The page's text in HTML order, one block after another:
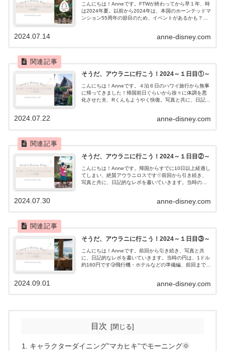
こんにちは！Anneです。FTWが終わってから早１年、時
は2024年夏。以前から2024年は、本国のホーンテッドマ
ンション55周年の節目のため、イベントがあるかも？と
anne-disney.com
2024.07.14
そうだ、アウラニに行こう！2024～１日目①～
こんにちは！Anneです。４泊６日のハワイ旅行から無事
に帰ってきました！帰国前日ぐらいから徐々に体調を悪
化させた夫、Rくんもようやく快復。写真と共に、日記的
anne-disney.com
2024.07.22
そうだ、アウラニに行こう！2024～１日目②～
こんにちは！Anneです。帰国からすでに10日以上経過し
てしまい、絶賛アウラニロスです🫥前回から引き続き、
写真と共に、日記的なレポを書いていきます。当時の円
anne-disney.com
2024.07.30
そうだ、アウラニに行こう！2024～１日目③～
こんにちは！Anneです。前回から引き続き、写真と共
に、日記的なレポを書いていきます。当時の円は、1ドル
約160円です🥲飛行機・ホテルなどの準備編、前回までの
anne-disney.com
2024.09.01
目次
キャラクターダイニング”マカヒキ”でモーニング🌞